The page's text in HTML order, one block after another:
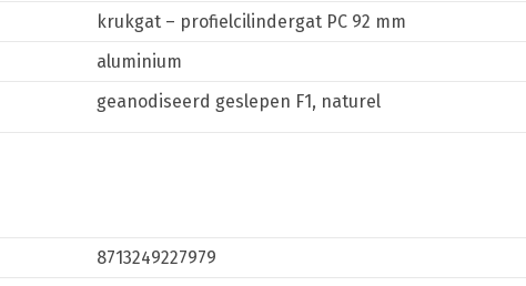
krukgat – profielcilindergat PC 92 mm
aluminium
geanodiseerd geslepen F1, naturel
8713249227979